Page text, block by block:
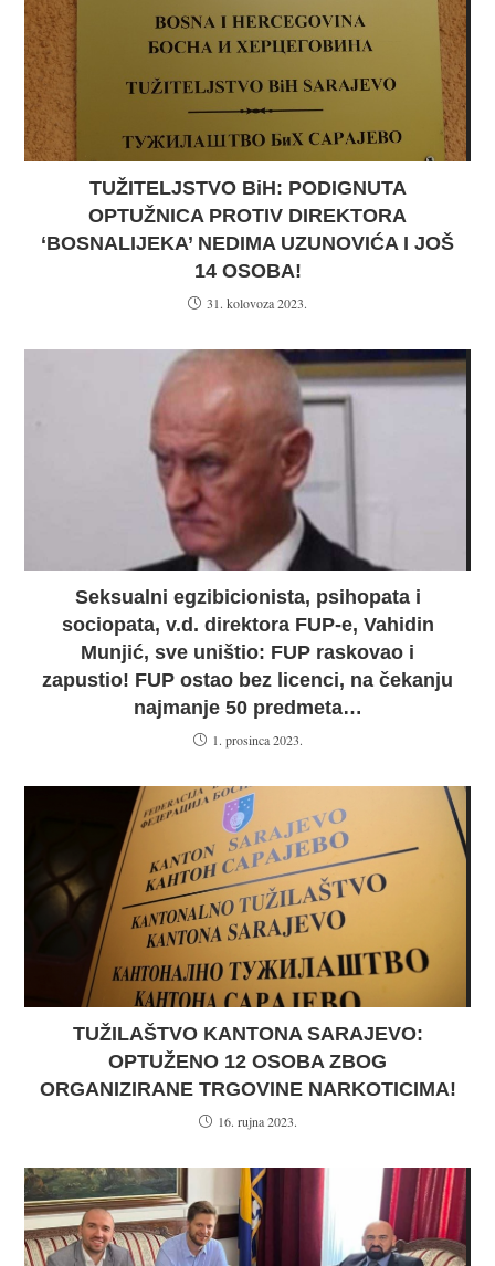
TUŽITELJSTVO BiH: PODIGNUTA
OPTUŽNICA PROTIV DIREKTORA
‘BOSNALIJEKA’ NEDIMA UZUNOVIĆA I JOŠ
14 OSOBA!
31. kolovoza 2023.
Seksualni egzibicionista, psihopata i
sociopata, v.d. direktora FUP-e, Vahidin
Munjić, sve uništio: FUP raskovao i
zapustio! FUP ostao bez licenci, na čekanju
najmanje 50 predmeta…
1. prosinca 2023.
TUŽILAŠTVO KANTONA SARAJEVO:
OPTUŽENO 12 OSOBA ZBOG
ORGANIZIRANE TRGOVINE NARKOTICIMA!
16. rujna 2023.